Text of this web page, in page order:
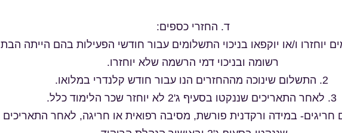
ד. החזרי כספים:
יוחזרו ו/או יוקפאו בניכוי התשלומים עבור חודשי הפעילות בהם הייתה הבת
רשומה ובניכוי דמי הרשמה שלא יוחזרו.
2. התשלום שינוכה מההחזרים הנו עבור חודש קלנדרי במלואו.
3. לאחר התאריכים שננקטו בסעיף ג'2 לא יוחזר שכר הלימוד כלל.
חריגים- במידה ורקדנית פורשת, מסיבה רפואית או חריגה, לאחר התאריכים